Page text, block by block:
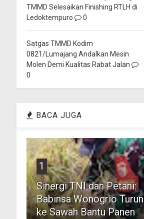
TMMD Selesaikan Finishing RTLH di
Ledoktempuro
0
Satgas TMMD Kodim
0821/Lumajang Andalkan Mesin
Molen Demi Kualitas Rabat Jalan
0
BACA JUGA
1
Sinergi TNI dan Petani:
Babinsa Wonogrio Turun
ke Sawah Bantu Panen